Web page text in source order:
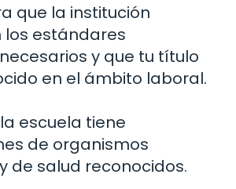
que la institución
los estándares
y que tu título
en el ámbito laboral.
escuela tiene
de organismos
de salud reconocidos.